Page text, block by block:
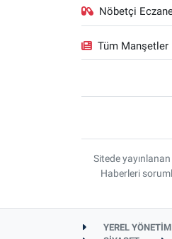
Nöbetçi
Tüm Manşetler
Sitede
Haberleri
YEREL YÖNETİM